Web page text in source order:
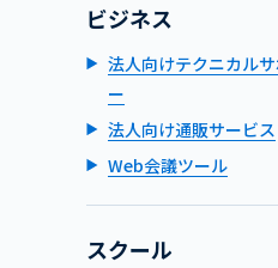
ビジネス
法人向けテクニカル
ー
法人向け通販サービス
Web会議ツール
スクール